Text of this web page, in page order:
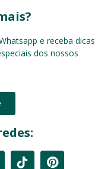
e receba dicas
dos nossos